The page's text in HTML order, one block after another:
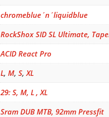
chromeblue´n´liquidblue
RockShox SID SL Ultimate,
ACID React Pro
L,M,S,XL
29: S, M, L , XL
Sram DUB MTB, 92mm Pressfit